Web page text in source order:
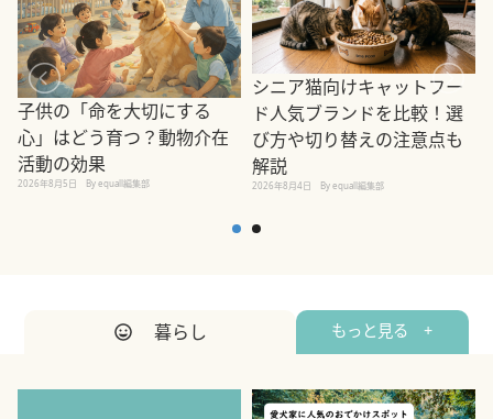
子供の「命を大切にする
心」はどう育つ？動物介在
活動の効果
2026年8月5日 By equall編集部
シニア猫向けキャットフー
ド人気ブランドを比較！選
び方や切り替えの注意点も
解説
2026年8月4日 By equall編集部
暮らし もっと見る +